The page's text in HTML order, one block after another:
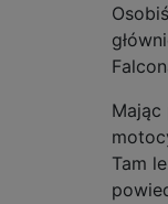
Mając
Tam